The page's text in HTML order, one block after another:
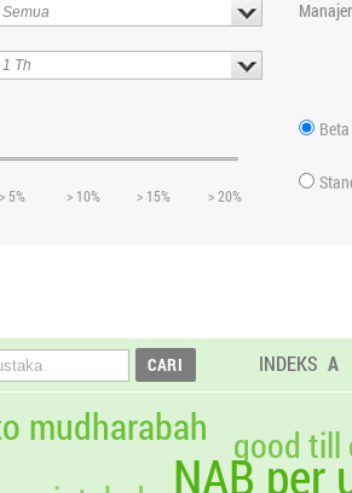
> 5% > 10% > 15% > 20%
Beta
INDEKS A
NAB per
mudharabah good till